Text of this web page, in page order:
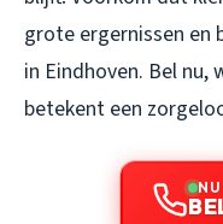
grote ergernissen en
in Eindhoven. Bel
betekent een
NU